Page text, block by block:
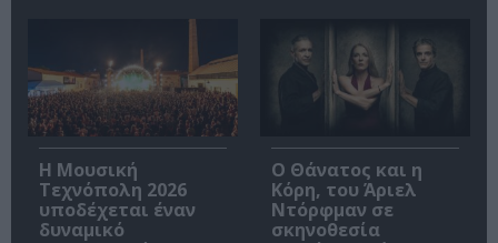
Η Μουσική
Τεχνόπολη 2026
υποδέχεται έναν
δυναμικό
Ο Θάνατος και η
Κόρη, του Άριελ
Ντόρφμαν σε
σκηνοθεσία